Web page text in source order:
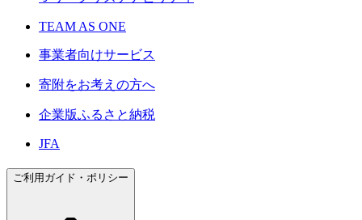
TEAM AS ONE
事業者向けサービス
寄附をお考えの方へ
企業版ふるさと納税
JFA
ご利用ガイド・ポリシー